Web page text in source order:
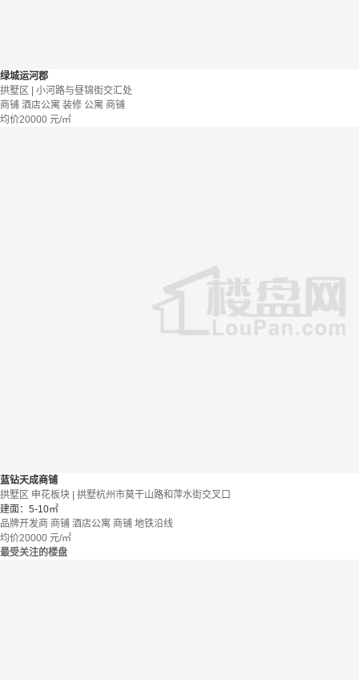
绿城运河郡
拱墅区 | 小河路与昼锦街交汇处
商铺 酒店公寓 装修 公寓 商铺
均价20000 元/㎡
蓝钻天成商铺
拱墅区 申花板块 | 拱墅杭州市莫干山路和萍水街交叉口
建面：5-10㎡
品牌开发商 商铺 酒店公寓 商铺 地铁沿线
均价20000 元/㎡
最受关注的楼盘